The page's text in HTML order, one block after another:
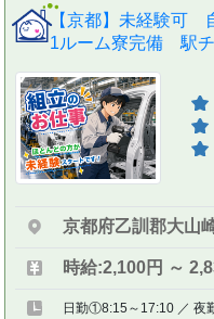
【京都】未経験可
1ルーム寮完備 駅チ
京都府乙訓郡大山
時給:2,100円 ～
日勤①8:15～17:10 ／ 夜